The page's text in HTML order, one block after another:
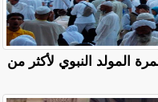
المولد النبوي لأكثر من